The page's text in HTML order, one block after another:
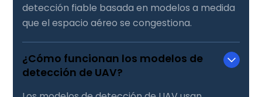
detección fiable basada en modelos a medida
que el espacio aéreo se congestiona.
¿Cómo funcionan los modelos de
detección de UAV?